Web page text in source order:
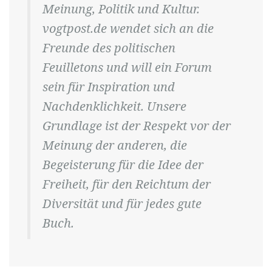
Meinung, Politik und Kultur.
vogtpost.de wendet sich an die
Freunde des politischen
Feuilletons und will ein Forum
sein für Inspiration und
Nachdenklichkeit. Unsere
Grundlage ist der Respekt vor der
Meinung der anderen, die
Begeisterung für die Idee der
Freiheit, für den Reichtum der
Diversität und für jedes gute
Buch.